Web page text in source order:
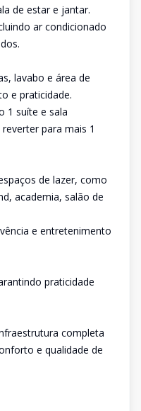
de estar e jantar.
ar condicionado
lavabo e área de
e praticidade.
1 suíte e sala
para mais 1
de lazer, como
academia, salão de
e entretenimento
praticidade
completa
e qualidade de